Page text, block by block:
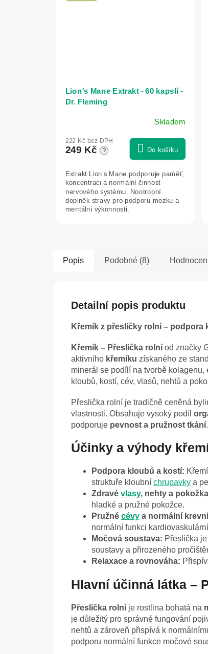
Lion's Mane Extrakt - 60 kapslí -
Dr. Fleming
Skladem
222 Kč bez DPH
249 Kč ? Do košíku
Extrakt Lion’s Mane podporuje paměť,
koncentraci a normální činnost
nervového systému. Nootropní
doplněk stravy pro podporu mozku a
mentální výkonnosti.
Popis Podobné (8)
Detailní popis produktu
Křemík z přesličky rolní – podpora
Křemík – Přeslička rolní od značky
aktivního křemíku získaného ze
minerál se podílí na tvorbě
kloubů, kostí, cév, vlasů, nehtů a
Přeslička rolní je tradičně ceněná
vlastnosti. Obsahuje vysoký podíl
podporuje pevnost a pružnost tkání.
Účinky a výhody
Podpora kloubů a kostí:
struktuře kloubní chrupavky a
Zdravé vlasy, nehty a
hladké a pružné pokožce.
Pružné cévy a normální
normální funkci
Močová soustava: Přeslička
soustavy a přirozeného
Relaxace a rovnováha:
Hlavní účinná látka –
Přeslička rolní je rostlina bohatá na
je důležitý pro správné fungování
nehtů a zároveň přispívá k
podporu normální funkce močové